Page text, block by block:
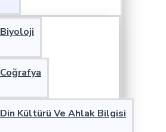
Biyoloji
Coğrafya
Din Kültürü Ve Ahlak Bilgisi